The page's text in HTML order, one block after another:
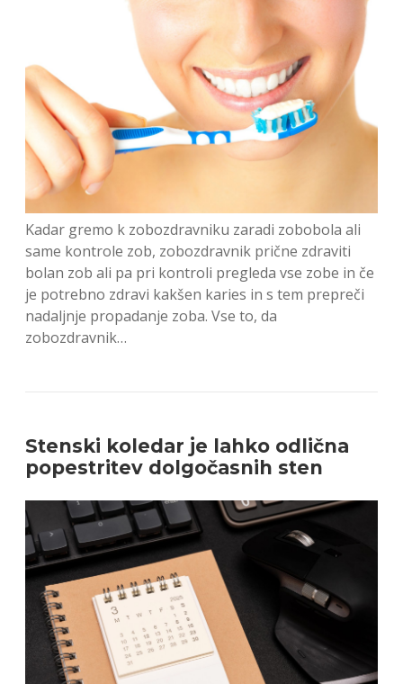
Kadar gremo k zobozdravniku zaradi zobobola ali
same kontrole zob, zobozdravnik prične zdraviti
bolan zob ali pa pri kontroli pregleda vse zobe in če
je potrebno zdravi kakšen karies in s tem prepreči
nadaljnje propadanje zoba. Vse to, da
zobozdravnik…
Stenski koledar je lahko odlična
popestritev dolgočasnih sten